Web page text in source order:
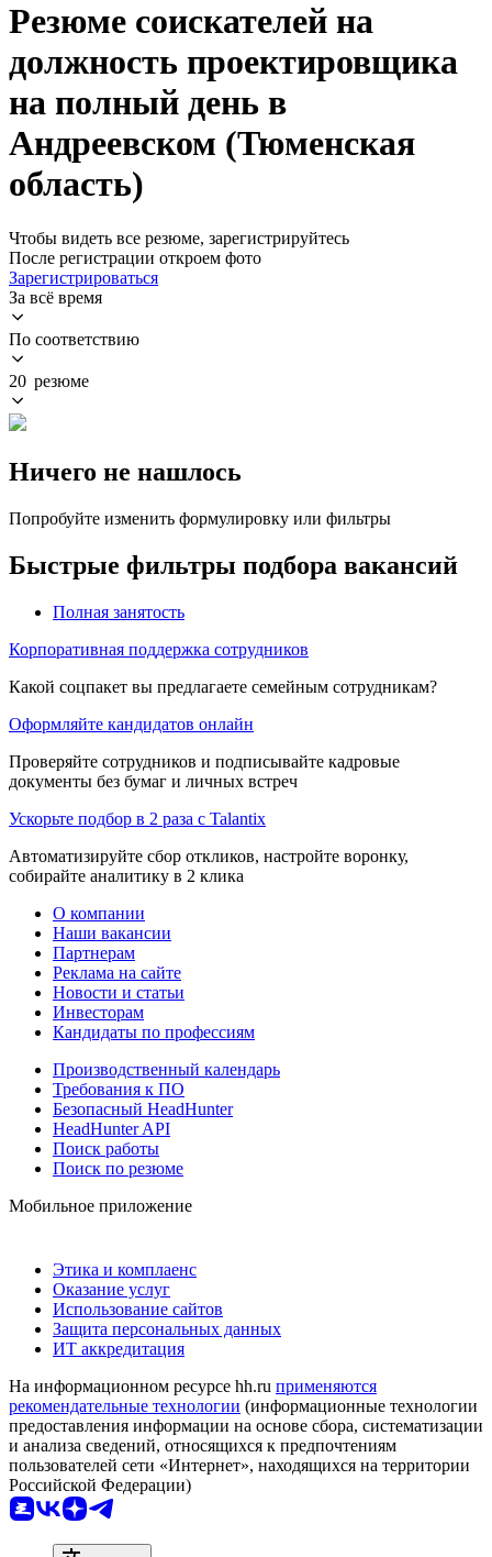
Резюме соискателей на
должность проектировщика
на полный день в
Андреевском (Тюменская
область)
Чтобы видеть все резюме, зарегистрируйтесь
После регистрации откроем фото
Зарегистрироваться
За всё время
По соответствию
20 резюме
Ничего не нашлось
Попробуйте изменить формулировку или фильтры
Быстрые фильтры подбора вакансий
Полная занятость
Корпоративная поддержка сотрудников
Какой соцпакет вы предлагаете семейным сотрудникам?
Оформляйте кандидатов онлайн
Проверяйте сотрудников и подписывайте кадровые
документы без бумаг и личных встреч
Ускорьте подбор в 2 раза с Talantix
Автоматизируйте сбор откликов, настройте воронку,
собирайте аналитику в 2 клика
О компании
Наши вакансии
Партнерам
Реклама на сайте
Новости и статьи
Инвесторам
Кандидаты по профессиям
Производственный календарь
Требования к ПО
Безопасный HeadHunter
HeadHunter API
Поиск работы
Поиск по резюме
Мобильное приложение
Этика и комплаенс
Оказание услуг
Использование сайтов
Защита персональных данных
ИТ аккредитация
На информационном ресурсе hh.ru применяются
рекомендательные технологии (информационные технологии
предоставления информации на основе сбора, систематизации
и анализа сведений, относящихся к предпочтениям
пользователей сети «Интернет», находящихся на территории
Российской Федерации)